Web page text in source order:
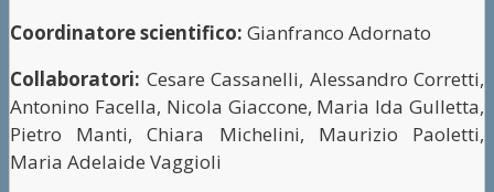
Coordinatore scientifico: Gianfranco Adornato
Collaboratori: Cesare Cassanelli, Alessandro Corretti,
Antonino Facella, Nicola Giaccone, Maria Ida Gulletta,
Pietro Manti, Chiara Michelini, Maurizio Paoletti,
Maria Adelaide Vaggioli